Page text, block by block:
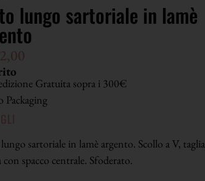
lungo sartoriale in lamè
Gratuita sopra i 300€
Packaging
sartoriale in lamè argento. Scollo a V,
con spacco centrale. Sfoderato.